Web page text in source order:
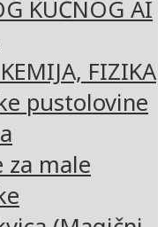
KUĆNOG AI
FIZIKA
pustolovine
za male